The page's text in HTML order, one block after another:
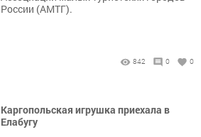
России (АМТГ).
842 0 0
Каргопольская игрушка приехала в
Елабугу